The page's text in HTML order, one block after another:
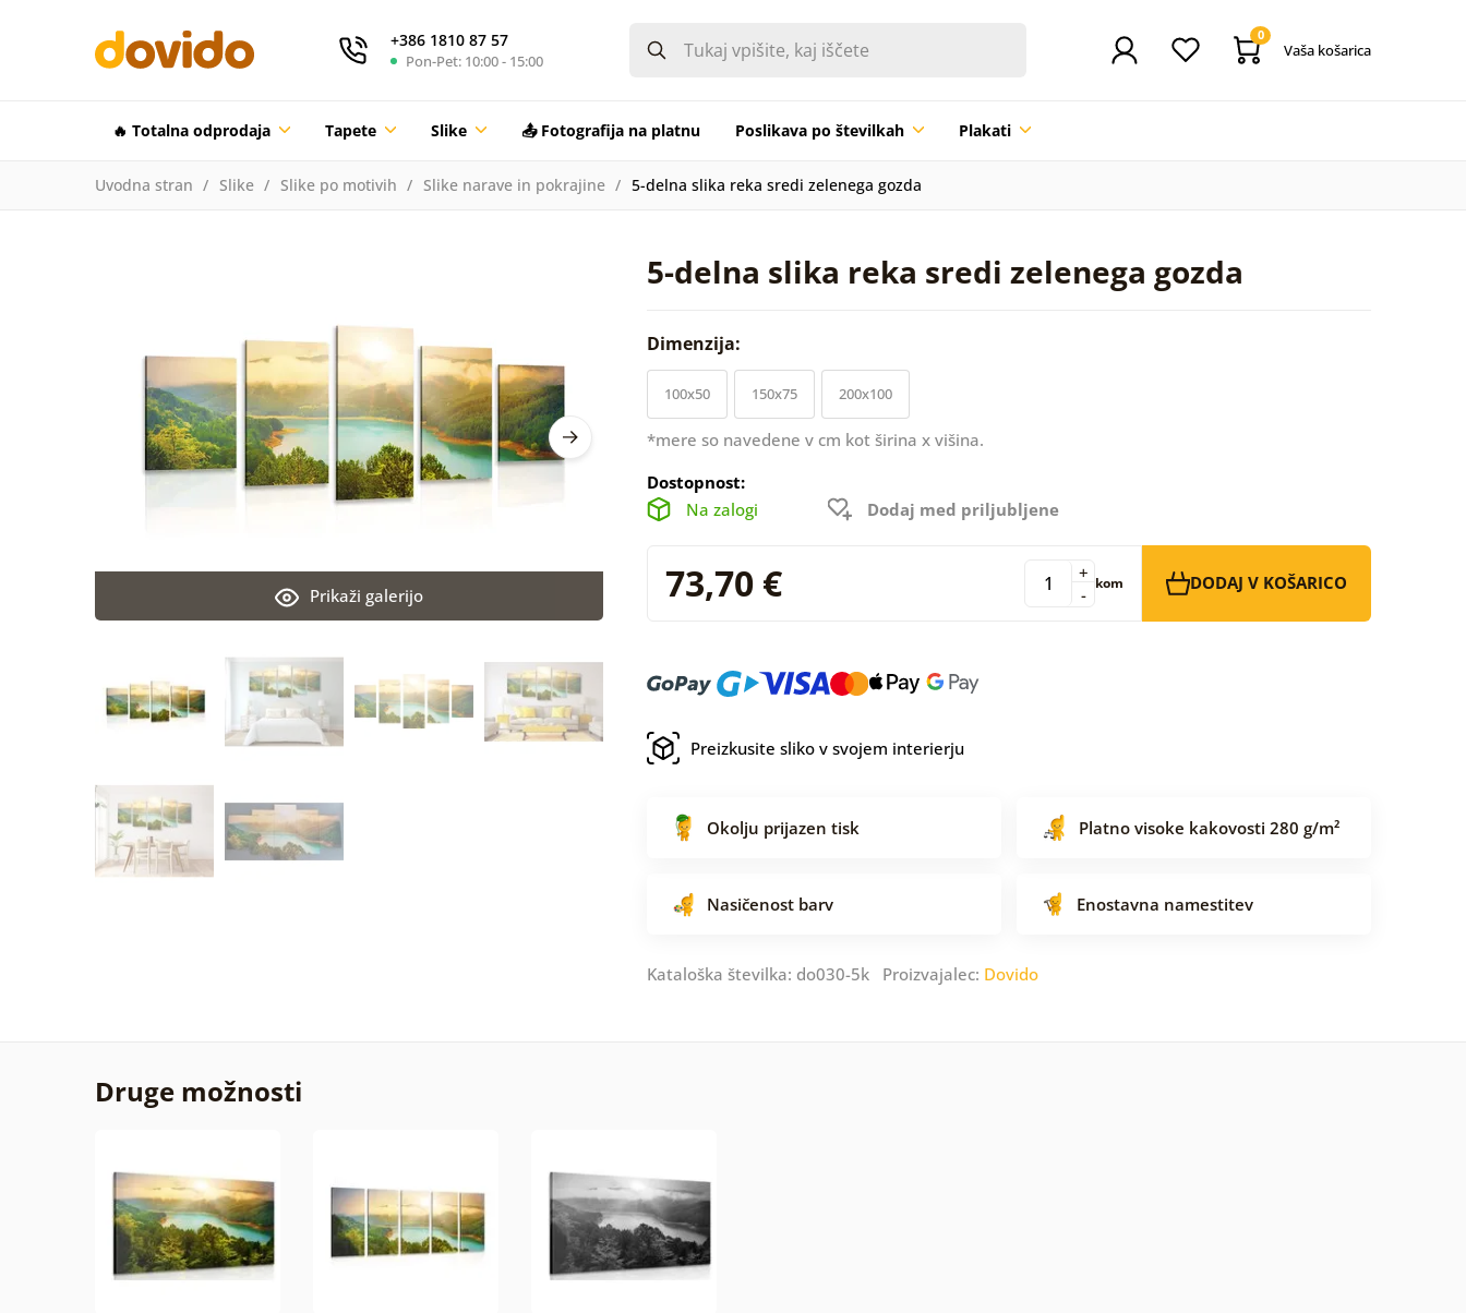
+386 1810 87 57
Pon-Pet: 10:00 - 15:00
0
Vaša košarica
🔥 Totalna odprodaja Tapete Slike 📤 Fotografija na platnu Poslikava po številkah Plakati
Uvodna stran Slike Slike po motivih Slike narave in pokrajine 5-delna slika reka sredi zelenega gozda
5-delna slika reka sredi zelenega gozda
Prikaži galerijo
Dimenzija:
100x50 150x75 200x100
*mere so navedene v cm kot širina x višina.
Dostopnost:
Na zalogi
Dodaj med priljubljene
73,70 € -
+ kom DODAJ V KOŠARICO
Preizkusite sliko v svojem interierju
Okolju prijazen tisk Platno visoke kakovosti 280 g/m²
Nasičenost barv Enostavna namestitev
Kataloška številka: do030-5k Proizvajalec: Dovido
Druge možnosti